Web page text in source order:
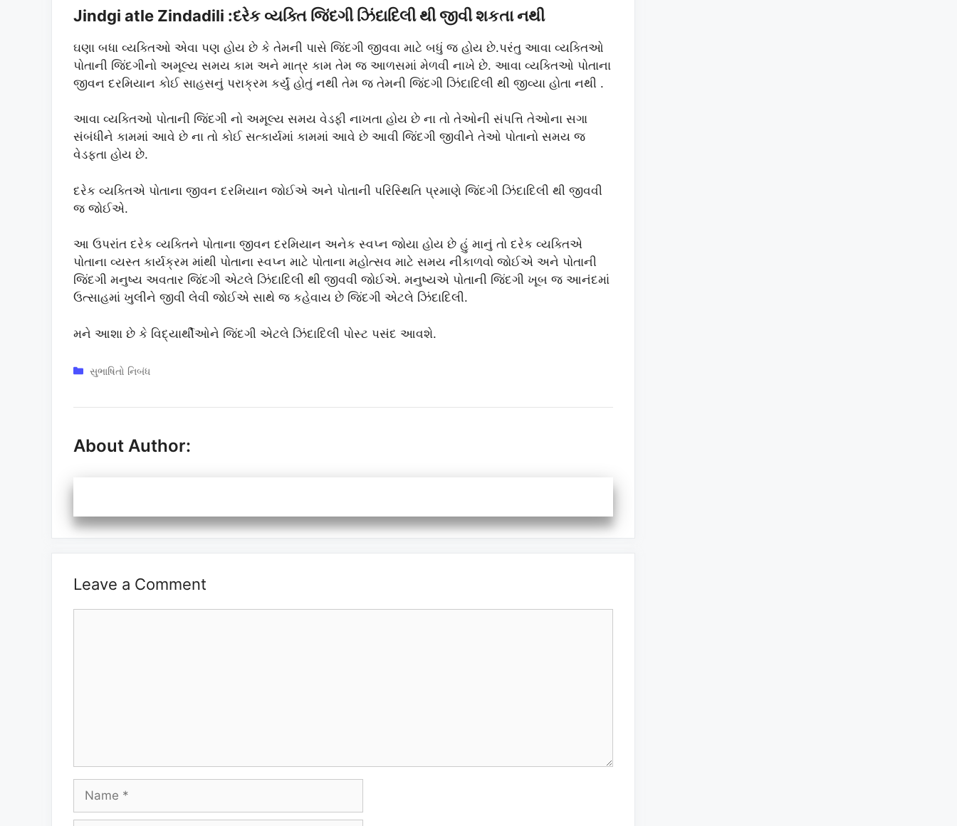
Jindgi atle Zindadili :દરેક વ્યક્તિ જિંદગી ઝિંદાદિલી થી જીવી શકતા નથી
ઘણા બધા વ્યક્તિઓ એવા પણ હોય છે કે તેમની પાસે જિંદગી જીવવા માટે બધું જ હોય છે.પરંતુ આવા વ્યક્તિઓ
પોતાની જિંદગીનો અમૂલ્ય સમય કામ અને માત્ર કામ તેમ જ આળસમાં મેળવી નાખે છે. આવા વ્યક્તિઓ પોતાના
જીવન દરમિયાન કોઈ સાહસનું પરાક્રમ કર્યું હોતું નથી તેમ જ તેમની જિંદગી ઝિંદાદિલી થી જીવ્યા હોતા નથી .
આવા વ્યક્તિઓ પોતાની જિંદગી નો અમૂલ્ય સમય વેડફી નાખતા હોય છે ના તો તેઓની સંપત્તિ તેઓના સગા
સંબંધીને કામમાં આવે છે ના તો કોઈ સત્કાર્યમાં કામમાં આવે છે આવી જિંદગી જીવીને તેઓ પોતાનો સમય જ
વેડફતા હોય છે.
દરેક વ્યક્તિએ પોતાના જીવન દરમિયાન જોઈએ અને પોતાની પરિસ્થિતિ પ્રમાણે જિંદગી ઝિંદાદિલી થી જીવવી
જ જોઈએ.
આ ઉપરાંત દરેક વ્યક્તિને પોતાના જીવન દરમિયાન અનેક સ્વપ્ન જોયા હોય છે હું માનું તો દરેક વ્યક્તિએ
પોતાના વ્યસ્ત કાર્યક્રમ માંથી પોતાના સ્વપ્ન માટે પોતાના મહોત્સવ માટે સમય નીકાળવો જોઈએ અને પોતાની
જિંદગી મનુષ્ય અવતાર જિંદગી એટલે ઝિંદાદિલી થી જીવવી જોઈએ. મનુષ્યએ પોતાની જિંદગી ખૂબ જ આનંદમાં
ઉત્સાહમાં ખુલીને જીવી લેવી જોઈએ સાથે જ કહેવાય છે જિંદગી એટલે ઝિંદાદિલી.
મને આશા છે કે વિદ્યાર્થીઓને જિંદગી એટલે ઝિંદાદિલી પોસ્ટ પસંદ આવશે.
Categories
સુભાષિતો નિબંધ
About Author:
Leave a Comment
Name